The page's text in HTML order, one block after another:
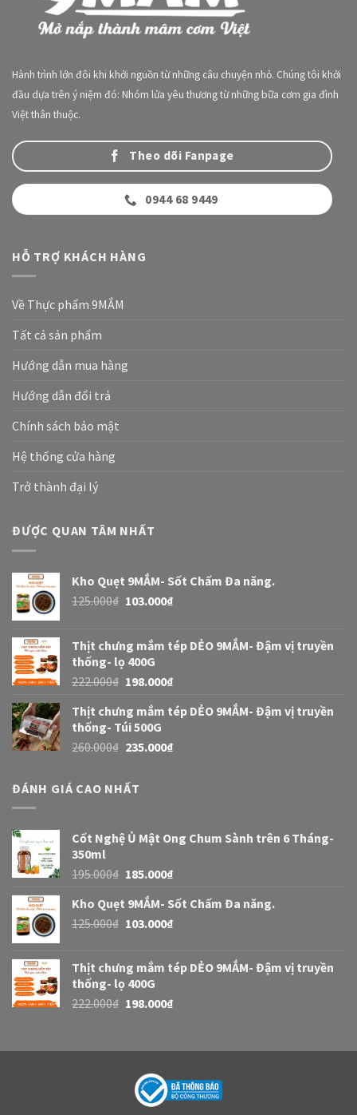
Hành trình lớn đôi khi khởi nguồn từ những câu chuyện nhỏ. Chúng tôi khởi
đầu dựa trên ý niệm đó: Nhóm lửa yêu thương từ những bữa cơm gia đình
Việt thân thuộc.
Theo dõi Fanpage
0944 68 9449
HỖ TRỢ KHÁCH HÀNG
Về Thực phẩm 9MẮM
Tất cả sản phẩm
Hướng dẫn mua hàng
Hướng dẫn đổi trả
Chính sách bảo mật
Hệ thống cửa hàng
Trở thành đại lý
ĐƯỢC QUAN TÂM NHẤT
Kho Quẹt 9MẮM- Sốt Chấm Đa năng.
125.000₫ 103.000₫
Thịt chưng mắm tép DẺO 9MẮM- Đậm vị truyền
thống- lọ 400G
222.000₫ 198.000₫
Thịt chưng mắm tép DẺO 9MẮM- Đậm vị truyền
thống- Túi 500G
260.000₫ 235.000₫
ĐÁNH GIÁ CAO NHẤT
Cốt Nghệ Ủ Mật Ong Chum Sành trên 6 Tháng-
350ml
195.000₫ 185.000₫
Kho Quẹt 9MẮM- Sốt Chấm Đa năng.
125.000₫ 103.000₫
Thịt chưng mắm tép DẺO 9MẮM- Đậm vị truyền
thống- lọ 400G
222.000₫ 198.000₫